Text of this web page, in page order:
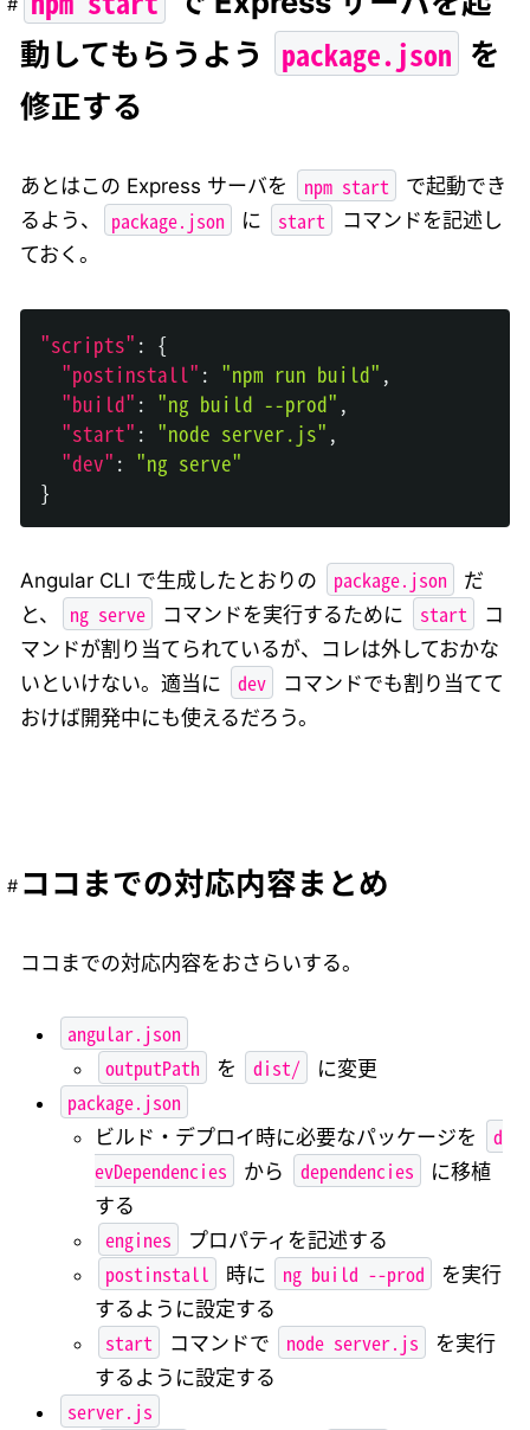
動してもらうよう
package.json を
修正する
あとはこの Express サーバを npm start
で起動でき
るよう、
package.json に start
コマンドを記述し
ておく。
"scripts" : {
"postinstall" : "npm run build" ,
"build" : "ng build --prod" ,
"start" : "node server.js" ,
"dev" : "ng serve"
}
Angular CLI で生成したとおりの package.json
だ
と、
ng serve コマンドを実行するために start
コ
マンドが割り当てられているが、コレは外しておかな
いといけない。適当に
dev
コマンドでも割り当てて
おけば開発中にも使えるだろう。
ココまでの対応内容まとめ
ココまでの対応内容をおさらいする。
angular.json
outputPath
を dist/ に変更
package.json
ビルド・デプロイ時に必要なパッケージを
d
evDependencies
から dependencies
に移植
する
engines プロパティを記述する
postinstall 時に ng build --prod
を実行
するように設定する
start コマンドで node server.js
を実行
するように設定する
server.js